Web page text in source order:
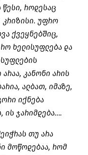
წესი, როდესაც
კრიზისი. უფრო
ქვეყნებშიც,
ხელისუფლება და
კანონი არის
ალბათ, იმაზე,
იქნება
ის ჯარიმდება….
თუ არა
მოწოდებაა, რომ